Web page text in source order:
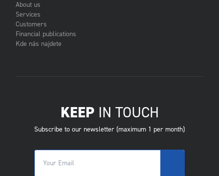
About us
Services
Customers
Financial publications
Kde nás najdete
KEEPIN TOUCH
Subscribe to our newsletter (maximum 1 per month)